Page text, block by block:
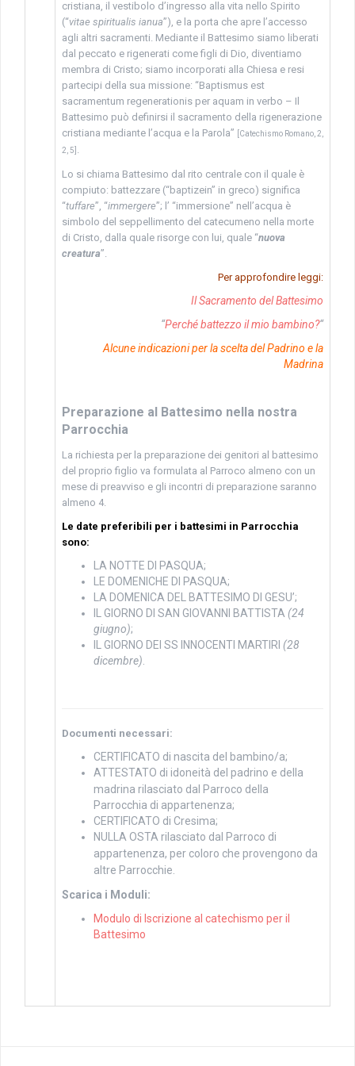
cristiana, il vestibolo d’ingresso alla vita nello Spirito
(“vitae spiritualis ianua”), e la porta che apre l’accesso
agli altri sacramenti. Mediante il Battesimo siamo liberati
dal peccato e rigenerati come figli di Dio, diventiamo
membra di Cristo; siamo incorporati alla Chiesa e resi
partecipi della sua missione: “Baptismus est
sacramentum regenerationis per aquam in verbo – Il
Battesimo può definirsi il sacramento della rigenerazione
cristiana mediante l’acqua e la Parola”
[Catechismo Romano, 2,
2, 5] .
Lo si chiama Battesimo dal rito centrale con il quale è
compiuto: battezzare (“baptizein” in greco) significa
“tuffare”, “immergere”; l’ “immersione” nell’acqua è
simbolo del seppellimento del catecumeno nella morte
di Cristo, dalla quale risorge con lui, quale “nuova
creatura”.
Per approfondire leggi:
Il Sacramento del Battesimo
“Perché battezzo il mio bambino?“
Alcune indicazioni per la scelta del Padrino e la
Madrina
Preparazione al Battesimo nella nostra
Parrocchia
La richiesta per la preparazione dei genitori al battesimo
del proprio figlio va formulata al Parroco almeno con un
mese di preavviso e gli incontri di preparazione saranno
almeno 4.
Le date preferibili per i battesimi in Parrocchia
sono:
LA NOTTE DI PASQUA;
LE DOMENICHE DI PASQUA;
LA DOMENICA DEL BATTESIMO DI GESU’;
IL GIORNO DI SAN GIOVANNI BATTISTA (24
giugno);
IL GIORNO DEI SS INNOCENTI MARTIRI (28
dicembre)
Documenti necessari:
CERTIFICATO di nascita del bambino/a;
ATTESTATO di idoneità del padrino e della
madrina rilasciato dal Parroco della
Parrocchia di appartenenza;
CERTIFICATO di Cresima;
NULLA OSTA rilasciato dal Parroco di
appartenenza, per coloro che provengono da
altre Parrocchie.
Scarica i Moduli:
Modulo di Iscrizione al catechismo per il
Battesimo